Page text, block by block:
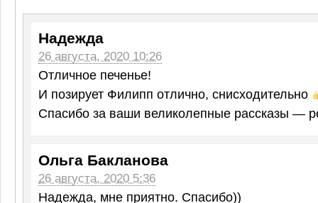
Надежда
26 августа, 2020 10:26
Отличное печенье!
И позирует Филипп отлично, снисходительно
Спасибо за ваши великолепные рассказы —
Ольга Бакланова
26 августа, 2020 5:36
Надежда, мне приятно. Спасибо))